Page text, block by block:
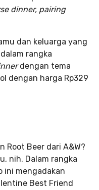
dinner, pairing
dan keluarga yang
rangka
dengan tema
dengan harga Rp329
Root Beer dari A&W?
nih. Dalam rangka
ini mengadakan
Best Friend